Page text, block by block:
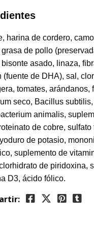
harina de cordero,
grasa de pollo
asado, linaza,
(fuente de DHA), sal,
tomates,
seco, Bacillus
animalis,
de cobre,
de potasio,
suplemento de
de piridoxina,
D3, ácido fólico.